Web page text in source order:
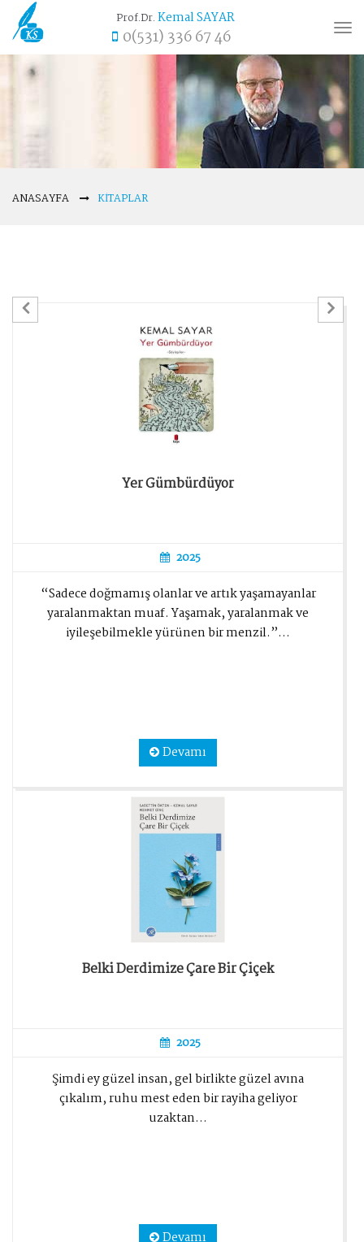
Prof.Dr.Kemal SAYAR
0(531) 336 67 46
ANASAYFA KITAPLAR
Yer Gümbürdüyor
2025
“Sadece doğmamış olanlar ve artık yaşamayanlar
yaralanmaktan muaf. Yaşamak, yaralanmak ve
iyileşebilmekle yürünen bir menzil.”...
Devamı
Belki Derdimize Çare Bir Çiçek
2025
Şimdi ey güzel insan, gel birlikte güzel avına
çıkalım, ruhu mest eden bir rayiha geliyor
uzaktan...
Devamı
Previous